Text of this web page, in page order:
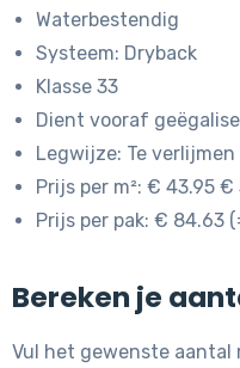
Waterbestendig
Systeem: Dryback
Klasse 33
Dient vooraf
Legwijze: Te verlijmen
Prijs per m²: € 43.95 €
Prijs per pak: € 84.63
Bereken je
Vul het gewenste aantal